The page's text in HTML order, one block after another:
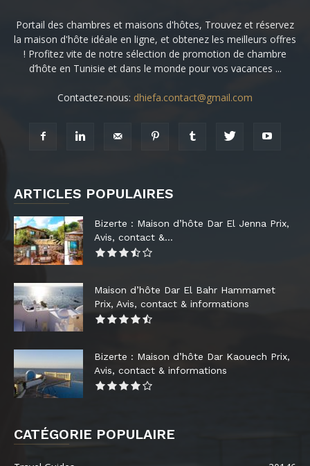
Portail des chambres et maisons d'hôtes, Trouvez et réservez
la maison d'hôte idéale en ligne, et obtenez les meilleurs offres
! Profitez vite de notre sélection de promotion de chambre
d’hôte en Tunisie et dans le monde pour vos vacances ...
Contactez-nous: dhiefa.contact@gmail.com
ARTICLES POPULAIRES
Bizerte : Maison d’hôte Dar El Jenna Prix,
Avis, contact &...
Maison d’hôte Dar El Bahr Hammamet
Prix, Avis, contact & informations
Bizerte : Maison d’hôte Dar Kaouech Prix,
Avis, contact & informations
CATÉGORIE POPULAIRE